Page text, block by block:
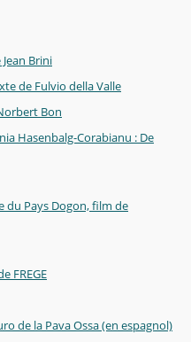
Brini
de Fulvio della Valle
Bon
Hasenbalg-Corabianu : De
du Pays Dogon, film de
FREGE
de la Pava Ossa (en espagnol)